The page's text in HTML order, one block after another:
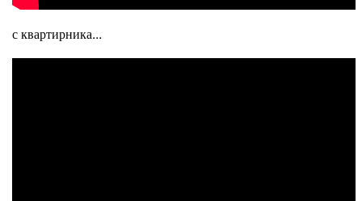
с квартирника...